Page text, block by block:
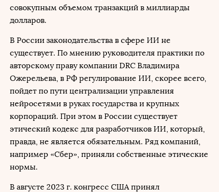
совокупным объемом транзакций в миллиарды
долларов.
В России законодательства в сфере ИИ не
существует. По мнению руководителя практики по
авторскому праву компании DRC Владимира
Ожерельева, в РФ регулирование ИИ, скорее всего,
пойдет по пути централизации управления
нейросетями в руках государства и крупных
корпораций. При этом в России существует
этический кодекс для разработчиков ИИ, который,
правда, не является обязательным. Ряд компаний,
например «Сбер», приняли собственные этические
нормы.
В августе 2023 г. конгресс США принял